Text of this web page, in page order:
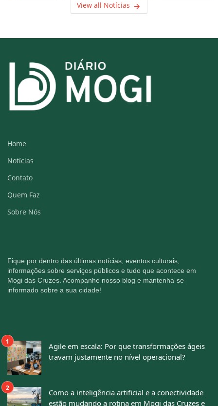
View all Notícias
Home
Notícias
Contato
Quem Faz
Sobre Nós
Fique por dentro das últimas notícias, eventos culturais,
informações sobre serviços públicos e tudo que acontece em
Mogi das Cruzes. Acompanhe nosso blog e mantenha-se
informado sobre a sua cidade!
Agile em escala: Por que transformações ágeis
travam justamente no nível operacional?
Como a inteligência artificial e a conectividade
estão mudando a rotina em Mogi das Cruzes e